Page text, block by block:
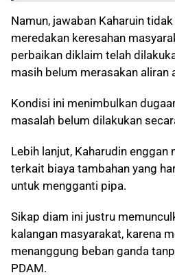
Namun, jawaban Kaharuin
meredakan keresahan
perbaikan diklaim telah
masih belum merasakan aliran
Kondisi ini menimbulkan
masalah belum dilakukan
Lebih lanjut, Kaharudin
terkait biaya tambahan yang
untuk mengganti pipa.
Sikap diam ini justru
kalangan masyarakat, karena
menanggung beban ganda
PDAM.